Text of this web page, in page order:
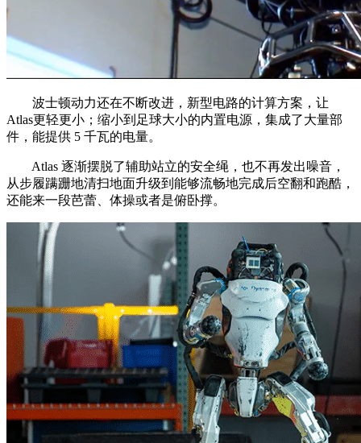
波士顿动力还在不断改进，新型电路的计算方案，让
Atlas更轻更小；缩小到足球大小的内置电源，集成了大量部
件，能提供 5 千瓦的电量。
Atlas 逐渐摆脱了辅助站立的安全绳，也不再发出噪音，
从步履蹒跚地清扫地面升级到能够流畅地完成后空翻和跑酷，
还能来一段芭蕾、体操或者是俯卧撑。